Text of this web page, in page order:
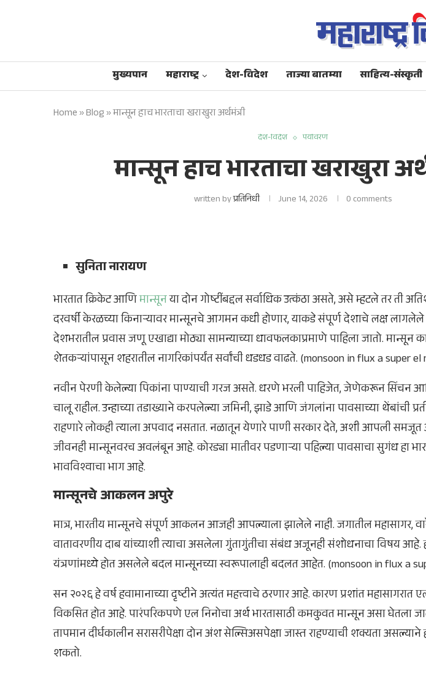
मुख्यपान महाराष्ट्र देश-विदेश ताज्या बातम्या साहित्य-संस्कृती
Home»Blog»मान्सून हाच भारताचा खराखुरा अर्थमंत्री
देश-विदेश पर्यावरण
मान्सून हाच भारताचा खराखुरा
written byप्रतिनिधी June 14, 2026 0 comments
सुनिता नारायण
भारतात क्रिकेट आणिमान्सूनया दोन गोष्टींबद्दल सर्वाधिक उत्कंठा असते, असे म्हटले तर ती
दरवर्षी केरळच्या किनाऱ्यावर मान्सूनचे आगमन कधी होणार, याकडे संपूर्ण देशाचे लक्ष लागलेले
देशभरातील प्रवास जणू एखाद्या मोठ्या सामन्याच्या धावफलकाप्रमाणे पाहिला जातो. मान्सून
शेतकऱ्यांपासून शहरातील नागरिकांपर्यंत सर्वांची धडधड वाढते. (monsoon in flux a super
नवीन पेरणी केलेल्या पिकांना पाण्याची गरज असते. धरणे भरली पाहिजेत, जेणेकरून सिंचन
चालू राहील. उन्हाच्या तडाख्याने करपलेल्या जमिनी, झाडे आणि जंगलांना पावसाच्या थेंबांची
राहणारे लोकही त्याला अपवाद नसतात. नळातून येणारे पाणी सरकार देते, अशी आपली समजूत
जीवनही मान्सूनवरच अवलंबून आहे. कोरड्या मातीवर पडणाऱ्या पहिल्या पावसाचा सुगंध हा
भावविश्वाचा भाग आहे.
मान्सूनचे आकलन अपुरे
मात्र, भारतीय मान्सूनचे संपूर्ण आकलन आजही आपल्याला झालेले नाही. जगातील महासागर,
वातावरणीय दाब यांच्याशी त्याचा असलेला गुंतागुंतीचा संबंध अजूनही संशोधनाचा विषय आहे.
यंत्रणांमध्ये होत असलेले बदल मान्सूनच्या स्वरूपालाही बदलत आहेत. (monsoon in flux a
सन २०२६ हे वर्ष हवामानाच्या दृष्टीने अत्यंत महत्त्वाचे ठरणार आहे. कारण प्रशांत महासागरात
विकसित होत आहे. पारंपरिकपणे एल निनोचा अर्थ भारतासाठी कमकुवत मान्सून असा घेतला
तापमान दीर्घकालीन सरासरीपेक्षा दोन अंश सेल्सिअसपेक्षा जास्त राहण्याची शक्यता असल्याने
शकतो.